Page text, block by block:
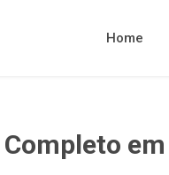
Home
em